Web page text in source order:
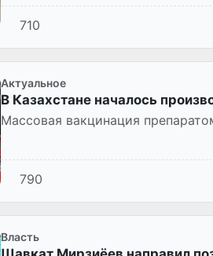
директора Амируллой...
710
Актуальное
В Казахстане началось
Массовая вакцинация
790
Власть